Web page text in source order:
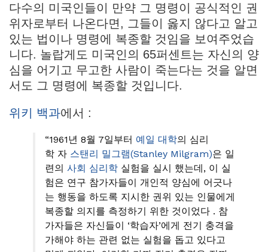
다수의 미국인들이 만약 그 명령이 공식적인 권
위자로부터 나온다면, 그들이 옳지 않다고 알고
있는 법이나 명령에 복종할 것임을 보여주었습
니다. 놀랍게도 미국인의 65퍼센트는 자신의 양
심을 어기고 무고한 사람이 죽는다는 것을 알면
서도 그 명령에 복종할 것입니다.
위키 백과에서 :
“1961년 8월 7일부터 예일 대학의 심리
학 자 스탠리 밀그램(Stanley Milgram)은 일
련의 사회 심리학 실험을 실시 했는데, 이 실
험은 연구 참가자들이 개인적 양심에 어긋나
는 행동을 하도록 지시한 권위 있는 인물에게
복종할 의지를 측정하기 위한 것이었다 . 참
가자들은 자신들이 ‘학습자’에게 전기 충격을
가해야 하는 관련 없는 실험을 돕고 있다고